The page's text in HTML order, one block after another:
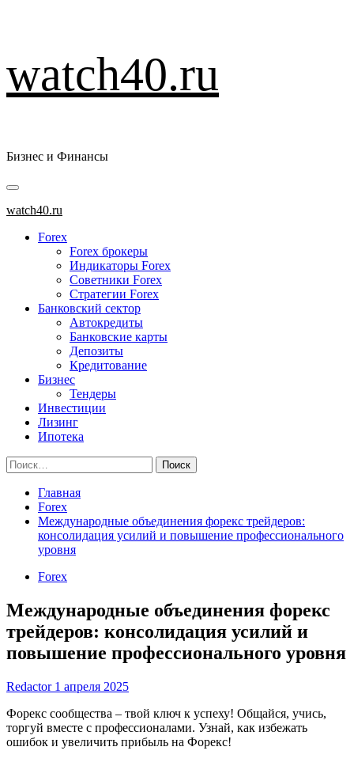
к
содержимому
watch40.ru
Бизнес и Финансы
Основное
меню
watch40.ru
Forex
Forex брокеры
Индикаторы Forex
Советники Forex
Стратегии Forex
Банковский сектор
Автокредиты
Банковские карты
Депозиты
Кредитование
Бизнес
Тендеры
Инвестиции
Лизинг
Ипотека
Найти:
Главная
Forex
Международные объединения форекс трейдеров:
консолидация усилий и повышение профессионального
уровня
Forex
Международные объединения форекс
трейдеров: консолидация усилий и
повышение профессионального уровня
Redactor 1 апреля 2025
Форекс сообщества – твой ключ к успеху! Общайся, учись,
торгуй вместе с профессионалами. Узнай, как избежать
ошибок и увеличить прибыль на Форекс!